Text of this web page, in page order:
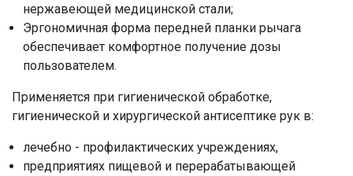
нержавеющей медицинской стали;
Эргономичная форма передней планки рычага
обеспечивает комфортное получение дозы
пользователем.
Применяется при гигиенической обработке,
гигиенической и хирургической антисептике рук в:
лечебно - профилактических учреждениях,
предприятиях пищевой и перерабатывающей